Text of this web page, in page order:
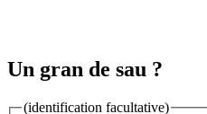
Un gran de sau ?
(identification facultative)